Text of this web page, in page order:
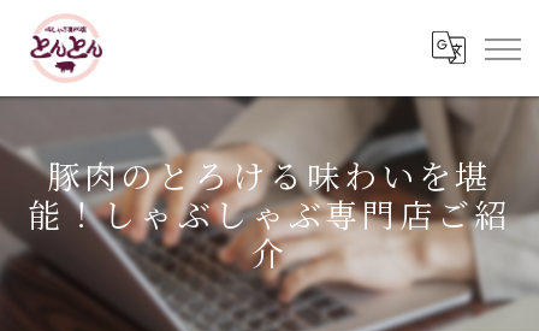
豚肉のとろける味わいを堪
能！しゃぶしゃぶ専門店ご紹
介